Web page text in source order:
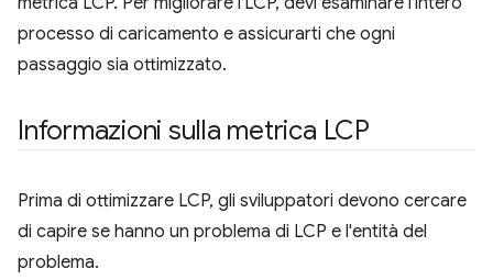
processo di caricamento e assicurarti che ogni
passaggio sia ottimizzato.
Informazioni sulla metrica LCP
Prima di ottimizzare LCP, gli sviluppatori devono cercare
di capire se hanno un problema di LCP e l'entità del
problema.